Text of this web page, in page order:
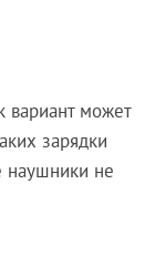
вариант может
зарядки
наушники не